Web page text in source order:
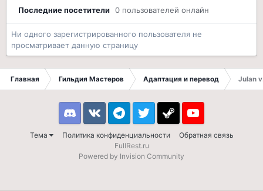
Последние посетители 0 пользователей онлайн
Ни одного зарегистрированного пользователя не
просматривает данную страницу
Главная Гильдия Мастеров Адаптация и перевод Julan
Тема Политика конфиденциальности Обратная связь
DiscordVK TelegramTwitter Steam Youtube
FullRest.ru
Powered by Invision Community